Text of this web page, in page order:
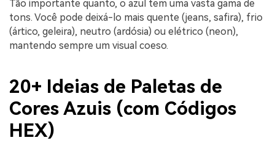
Tão importante quanto, o azul tem uma vasta gama de
tons. Você pode deixá-lo mais quente (jeans, safira), frio
(ártico, geleira), neutro (ardósia) ou elétrico (neon),
mantendo sempre um visual coeso.
20+ Ideias de Paletas de
Cores Azuis (com Códigos
HEX)